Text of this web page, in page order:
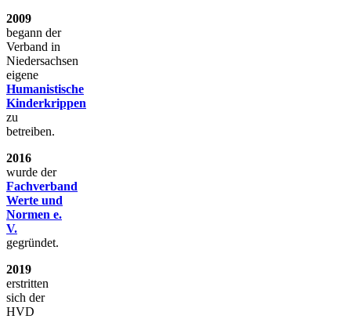
2009
begann der
Verband in
Niedersachsen
eigene
Humanistische
Kinderkrippen
zu
betreiben.
2016
wurde der
Fachverband
Werte und
Normen e.
V.
gegründet.
2019
erstritten
sich der
HVD